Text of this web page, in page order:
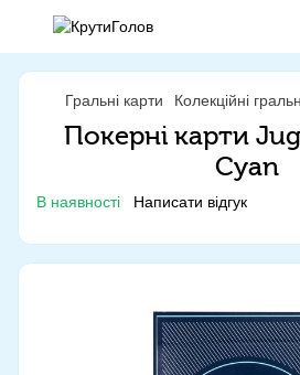
Гральні карти Колекційні
Покерні карти
Cyan
В наявності Написати відгук